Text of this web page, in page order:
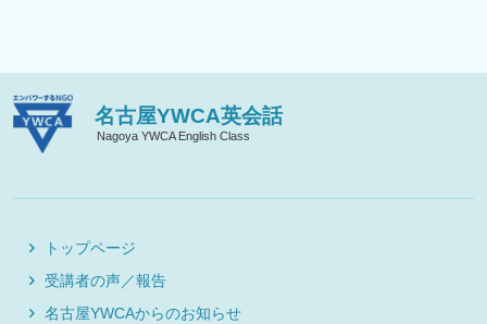
名古屋YWCA英会話
Nagoya YWCA English Class
トップページ
受講者の声／報告
名古屋YWCAからのお知らせ